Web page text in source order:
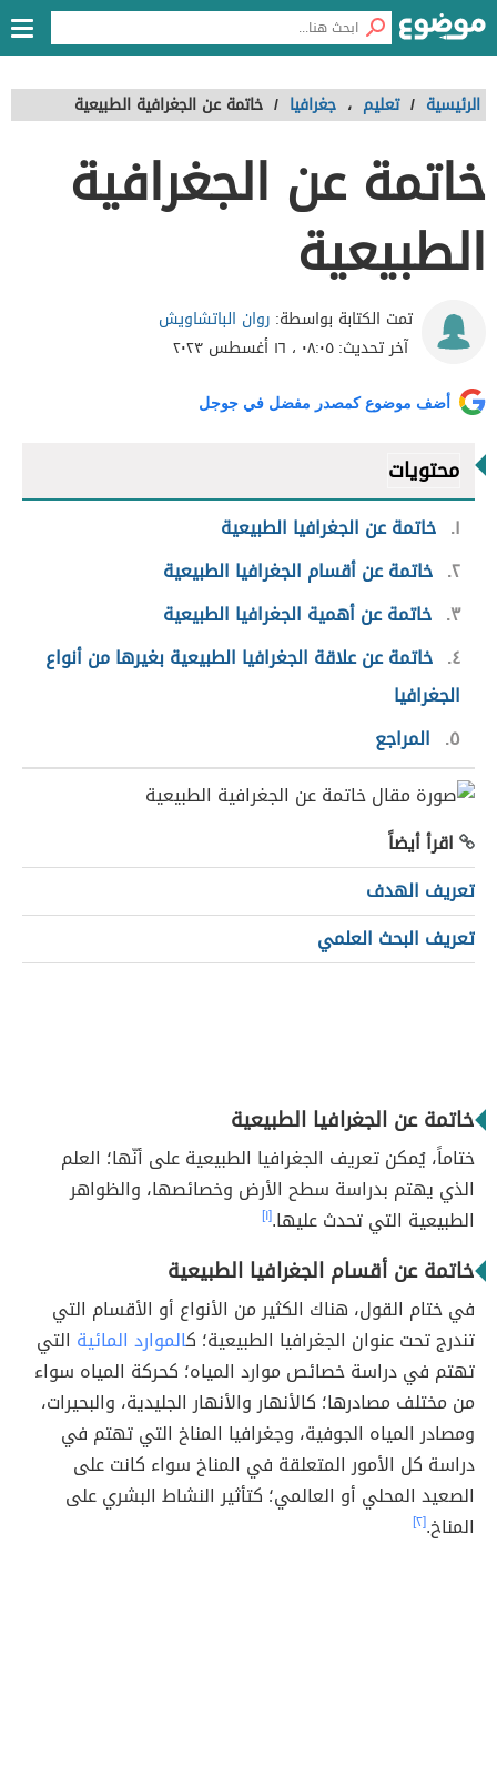
الرئيسية / تعليم ، جغرافيا / خاتمة عن الجغرافية الطبيعية
خاتمة عن الجغرافية
الطبيعية
تمت الكتابة بواسطة: روان الباتشاويش
آخر تحديث:٠٨:٠٥ ، ١٦ أغسطس ٢٠٢٣
أضف موضوع كمصدر مفضل في جوجل
محتويات
١ خاتمة عن الجغرافيا الطبيعية
٢ خاتمة عن أقسام الجغرافيا الطبيعية
٣ خاتمة عن أهمية الجغرافيا الطبيعية
٤ خاتمة عن علاقة الجغرافيا الطبيعية بغيرها من أنواع
الجغرافيا
٥
المراجع
اقرأ أيضاً
تعريف الهدف
تعريف البحث العلمي
خاتمة عن الجغرافيا الطبيعية
ختاماً، يُمكن تعريف الجغرافيا الطبيعية على أنّها؛ العلم
الذي يهتم بدراسة سطح الأرض وخصائصها، والظواهر
الطبيعية التي تحدث عليها.[١]
خاتمة عن أقسام الجغرافيا الطبيعية
في ختام القول، هناك الكثير من الأنواع أو الأقسام التي
تندرج تحت عنوان الجغرافيا الطبيعية؛ كالموارد المائية التي
تهتم في دراسة خصائص موارد المياه؛ كحركة المياه سواء
من مختلف مصادرها؛ كالأنهار والأنهار الجليدية، والبحيرات،
ومصادر المياه الجوفية، وجغرافيا المناخ التي تهتم في
دراسة كل الأمور المتعلقة في المناخ سواء كانت على
الصعيد المحلي أو العالمي؛ كتأثير النشاط البشري على
المناخ.[٢]